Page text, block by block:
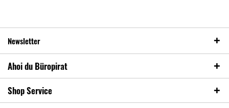
Newsletter
Ahoi du Büropirat
Shop Service